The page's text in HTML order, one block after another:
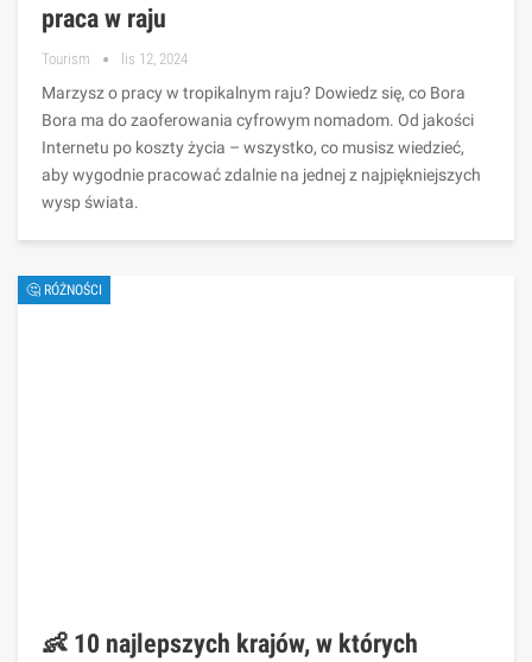
praca w raju
Tourism lis 12, 2024
Marzysz o pracy w tropikalnym raju? Dowiedz się, co Bora
Bora ma do zaoferowania cyfrowym nomadom. Od jakości
Internetu po koszty życia – wszystko, co musisz wiedzieć,
aby wygodnie pracować zdalnie na jednej z najpiękniejszych
wysp świata.
🤔 RÓŻNOŚCI
👶 10 najlepszych krajów, w których